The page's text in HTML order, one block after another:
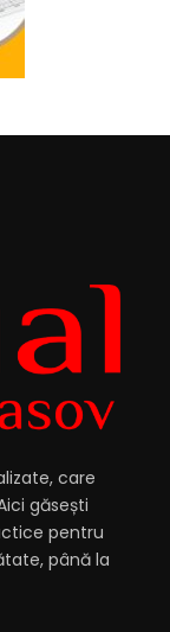
care
găsești
pentru
până la